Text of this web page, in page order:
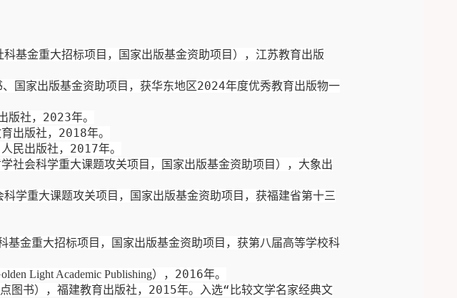
科基金重大招标项目，国家出版基金资助项目 ）， 江苏教育出版
国家出版基金资助项目 ， 获华东地区2024年度优秀教育出版物一
版社， 2023年。
出版社， 2018年。
民出版社， 2017年。
社会科学重大课题攻关项目，国家出版基金资助项目），大象出
学重大课题攻关项目，国家出版基金资助项目，获福建省第十三
基金重大招标项目，国家出版基金资助项目，获第八届高等学校科
Light Academic Publishing）， 2016年。
图书），福建教育出版社， 2015年。入选“比较文学名家经典文